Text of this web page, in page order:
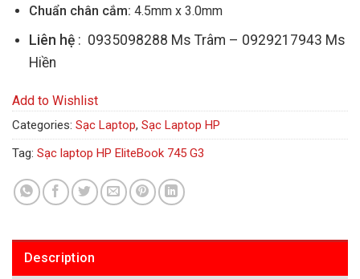
Chuẩn chân cắm: 4.5mm x 3.0mm
Liên hệ: 0935098288 Ms Trâm – 0929217943 Ms
Hiền
Add to Wishlist
Categories: Sạc Laptop, Sạc Laptop HP
Tag: Sạc laptop HP EliteBook 745 G3
Description